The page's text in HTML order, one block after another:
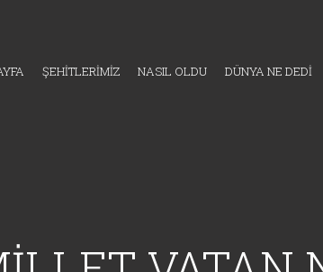
ŞEHİTLERİMİZ NASIL OLDU DÜNYA NE DEDİ